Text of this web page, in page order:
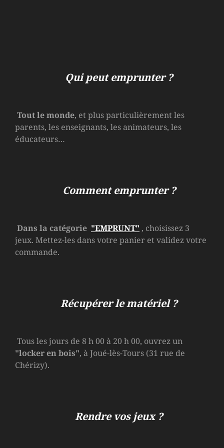
Qui peut emprunter ?
Tout le monde, et plus particulièrement les
parents, les enseignants, les animateurs, les
éducateurs…
Comment emprunter ?
Dans la catégorie "EMPRUNT" , choisissez 3
jeux. Mettez-les dans votre panier et validez votre
commande.
Récupérer le matériel ?
Tous les jours de 8 h 00 à 20 h 00, ouvrez un
"locker en bois", à Joué-lès-Tours (31 rue de
Chérizy).
Rendre vos jeux ?